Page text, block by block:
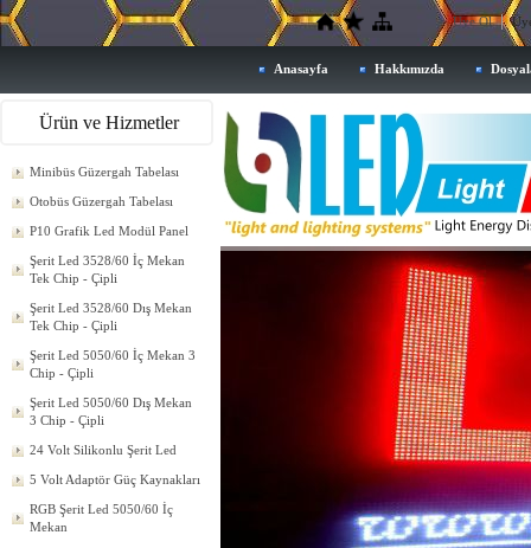
Üye Ol
Anasayfa Hakkımızda
Ürün ve Hizmetler
Minibüs Güzergah Tabelası
Otobüs Güzergah Tabelası
P10 Grafik Led Modül Panel
Şerit Led 3528/60 İç Mekan
Tek Chip - Çipli
Şerit Led 3528/60 Dış Mekan
Tek Chip - Çipli
Şerit Led 5050/60 İç Mekan 3
Chip - Çipli
Şerit Led 5050/60 Dış Mekan
3 Chip - Çipli
24 Volt Silikonlu Şerit Led
5 Volt Adaptör Güç Kaynakları
RGB Şerit Led 5050/60 İç
Mekan